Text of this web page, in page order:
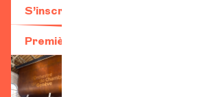
S’inscrire à la newsletter
Première visite ?